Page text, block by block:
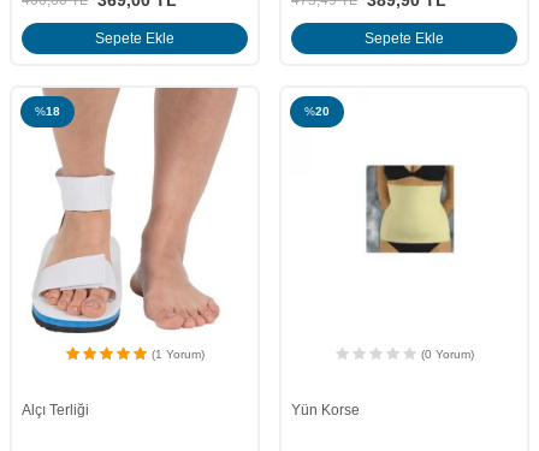
Sepete Ekle Sepete Ekle
%18
(1 Yorum)
Alçı Terliği
%20
(0 Yorum)
Yün Korse